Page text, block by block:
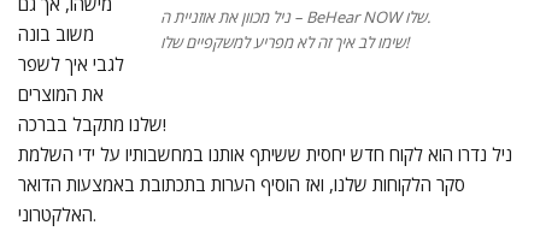
ניל מכוון את אוזניית ה – BeHear NOW שלו.
שימו לב איך זה לא מפריע למשקפיים שלו!
משוב בונה
לגבי איך לשפר
את המוצרים
שלנו מתקבל בברכה!
ניל נדרו הוא לקוח חדש יחסית ששיתף אותנו במחשבותיו על ידי השלמת
סקר הלקוחות שלנו, ואז הוסיף הערות בתכתובת באמצעות הדואר
האלקטרוני.